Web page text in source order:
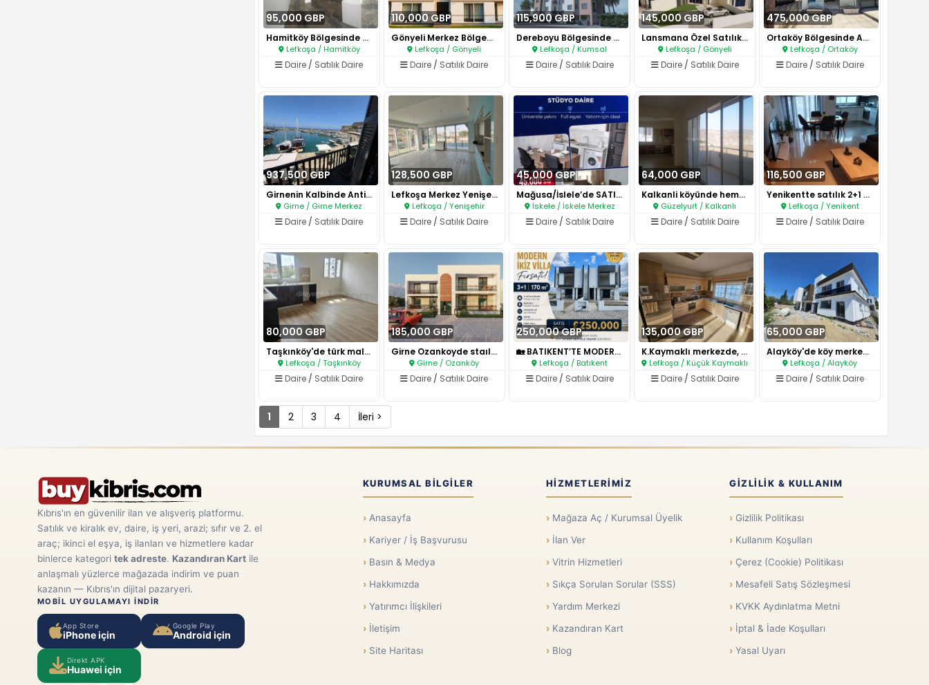
95,000 GBP
Hamitköy Bölgesinde Satılık 2+..
Lefkoşa / Hamitköy
Daire / Satılık Daire
110,000 GBP
Gönyeli Merkez Bölgede 3+1 ve ..
Lefkoşa / Gönyeli
Daire / Satılık Daire
115,900 GBP
Dereboyu Bölgesinde Satılık 2+..
Lefkoşa / Kumsal
Daire/ Satılık Daire
145,000 GBP
Lansmana Özel Satılık Lüx Dair..
Lefkoşa / Gönyeli
Daire/ Satılık Daire
475,000 GBP
Ortaköy Bölgesinde Ana Cadde Ü..
Lefkoşa / Ortaköy
Daire/ Satılık Daire
937,500 GBP
Girnenin Kalbinde Antik Limand..
Girne / Girne Merkez
Daire / Satılık Daire
128,500 GBP
Lefkoşa Merkez Yenişehirde Sat..
Lefkoşa / Yenişehir
Daire / Satılık Daire
45,000 GBP
Mağusa/İslele’de SATILIK Stüdy..
İskele / İskele Merkez
Daire/ Satılık Daire
64,000 GBP
Kalkanli köyünde hemen ÖDTÜ çe..
Güzelyurt / Kalkanlı
Daire/ Satılık Daire
116,500 GBP
Yenikentte satılık 2+1 daire k..
Lefkoşa / Yenikent
Daire/ Satılık Daire
80,000 GBP
Taşkınköy'de türk malı satılık..
Lefkoşa / Taşkınköy
Daire / Satılık Daire
185,000 GBP
Girne Ozankoyde staılık 3+1 Ba..
Girne / Ozanköy
Daire / Satılık Daire
250,000 GBP
🏡 BATIKENT’TE MODERN İKİZ VİLL..
Lefkoşa / Batıkent
Daire/ Satılık Daire
135,000 GBP
K.Kaymaklı merkezde, tüm imkan..
Lefkoşa / Küçük Kaymaklı
Daire/ Satılık Daire
65,000 GBP
Alayköy'de köy merkezinde, 2+1..
Lefkoşa / Alayköy
Daire/ Satılık Daire
1 2 3 4 İleri >
Kıbrıs'ın en güvenilir ilan ve alışveriş platformu.
Satılık ve kiralık ev, daire, iş yeri, arazi; sıfır ve 2. el
araç; ikinci el eşya, iş ilanları ve hizmetlere kadar
binlerce kategori tek adreste. Kazandıran Kartile
anlaşmalı yüzlerce mağazada indirim ve puan
kazanın — Kıbrıs'ın dijital pazaryeri.
MOBIL UYGULAMAYI INDIR
App Store
iPhone için
Google Play
Android için
Direkt APK
Huawei için
KURUMSAL BILGILER
Anasayfa
Kariyer / İş Başvurusu
Basın & Medya
Hakkımızda
Yatırımcı İlişkileri
İletişim
Site Haritası
HIZMETLERIMIZ
Mağaza Aç / Kurumsal Üyelik
İlan Ver
Vitrin Hizmetleri
Sıkça Sorulan Sorular (SSS)
Yardım Merkezi
Kazandıran Kart
Blog
GIZLILIK & KULLANIM
Gizlilik Politikası
Kullanım Koşulları
Çerez (Cookie) Politikası
Mesafeli Satış Sözleşmesi
KVKK Aydınlatma Metni
İptal & İade Koşulları
Yasal Uyarı